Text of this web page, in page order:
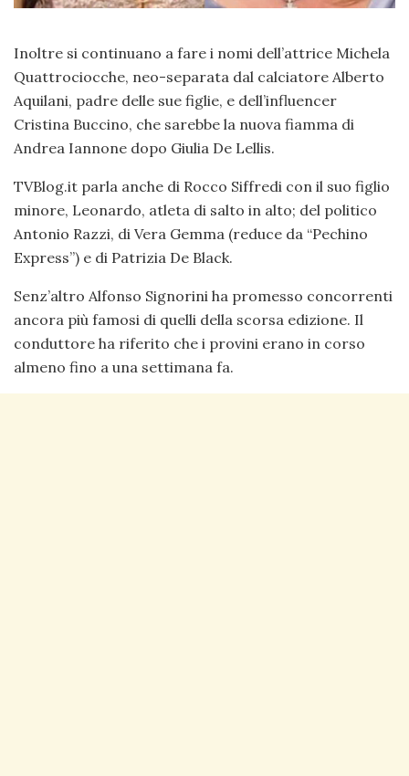
Inoltre si continuano a fare i nomi dell’attrice Michela
Quattrociocche, neo-separata dal calciatore Alberto
Aquilani, padre delle sue figlie, e dell’influencer
Cristina Buccino, che sarebbe la nuova fiamma di
Andrea Iannone dopo Giulia De Lellis.
TVBlog.it parla anche di Rocco Siffredi con il suo figlio
minore, Leonardo, atleta di salto in alto; del politico
Antonio Razzi, di Vera Gemma (reduce da “Pechino
Express”) e di Patrizia De Black.
Senz’altro Alfonso Signorini ha promesso concorrenti
ancora più famosi di quelli della scorsa edizione. Il
conduttore ha riferito che i provini erano in corso
almeno fino a una settimana fa.